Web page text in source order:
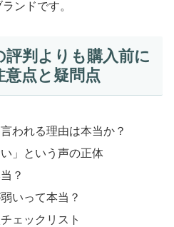
ンドです。
判よりも購入前に
点と疑問点
われる理由は本当か？
」という声の正体
？
いって本当？
ェックリスト